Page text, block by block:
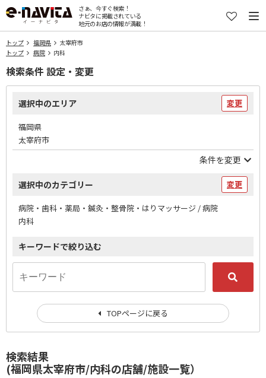
さぁ、今すぐ検索！
ナビタに掲載されている
地元のお店の情報が満載！
トップ 福岡県
太宰府市
トップ
病院 内科
検索結果
(福岡県太宰府市/内科の店舗/施設一覧）
検索条件 設定・変更
選択中のエリア 変更
福岡県
太宰府市
条件を変更
選択中のカテゴリー 変更
病院・歯科・薬局・鍼灸・整骨院・はりマッサージ / 病院
内科
キーワードで絞り込む
TOPページに戻る